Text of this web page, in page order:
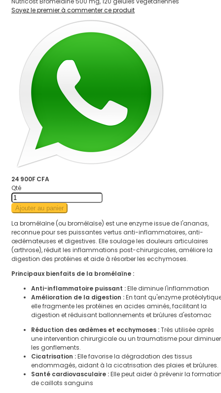
Soyez le premier à commenter ce produit
24 900F CFA
Qté
Ajouter au panier
La bromélaïne (ou bromélaïse) est une enzyme issue de l'ananas,
reconnue pour ses puissantes vertus anti-inflammatoires, anti-
œdémateuses et digestives. Elle soulage les douleurs articulaires
(arthrose), réduit les inflammations post-chirurgicales, améliore la
digestion des protéines et aide à résorber les ecchymoses.
Principaux bienfaits de la bromélaïne :
Anti-inflammatoire puissant :Elle diminue l'inflammation
Amélioration de la digestion :En tant qu'enzyme
elle fragmente les protéines en acides aminés, facilitant la
digestion et réduisant ballonnements et brûlures d'estomac
Réduction des œdèmes et ecchymoses :Très utilisée après
une intervention chirurgicale ou un traumatisme pour diminuer
les gonflements.
Cicatrisation :Elle favorise la dégradation des tissus
endommagés, aidant à la cicatrisation des plaies et brûlures.
Santé cardiovasculaire :Elle peut aider à prévenir la
de caillots sanguins